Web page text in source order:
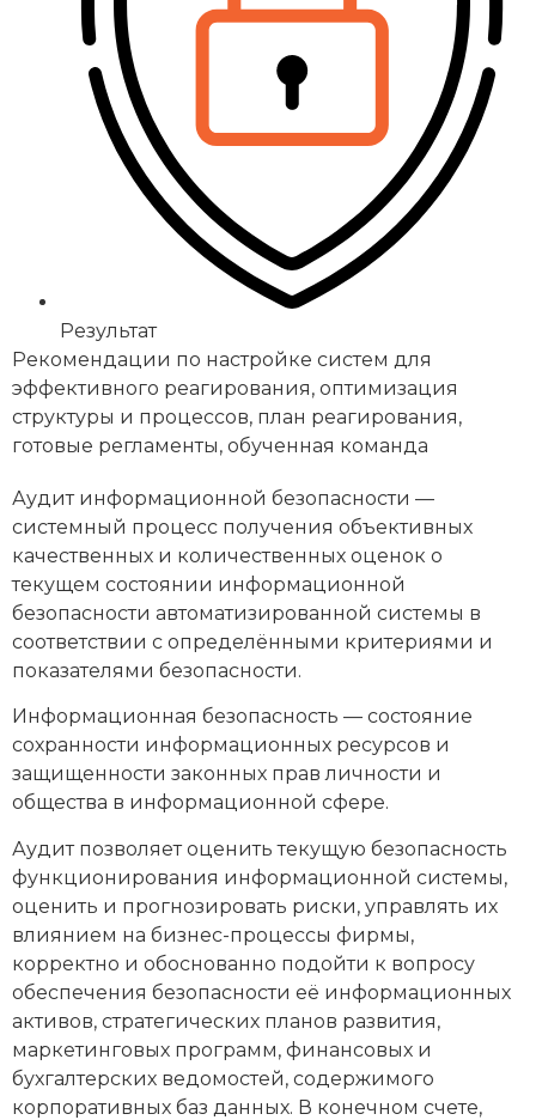
Результат
Рекомендации по настройке систем для
эффективного реагирования, оптимизация
структуры и процессов, план реагирования,
готовые регламенты, обученная команда
Аудит информационной безопасности —
системный процесс получения объективных
качественных и количественных оценок о
текущем состоянии информационной
безопасности автоматизированной системы в
соответствии с определёнными критериями и
показателями безопасности.
Информационная безопасность — состояние
сохранности информационных ресурсов и
защищенности законных прав личности и
общества в информационной сфере.
Аудит позволяет оценить текущую безопасность
функционирования информационной системы,
оценить и прогнозировать риски, управлять их
влиянием на бизнес-процессы фирмы,
корректно и обоснованно подойти к вопросу
обеспечения безопасности её информационных
активов, стратегических планов развития,
маркетинговых программ, финансовых и
бухгалтерских ведомостей, содержимого
корпоративных баз данных. В конечном счете,